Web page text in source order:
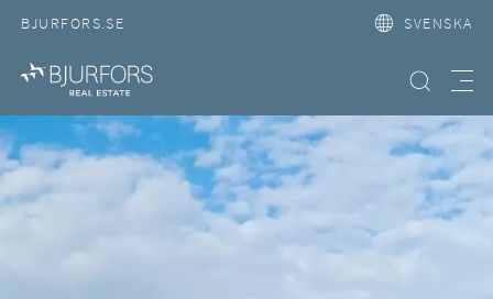
BJURFORS.SE SVENSKA
Hitta bostad